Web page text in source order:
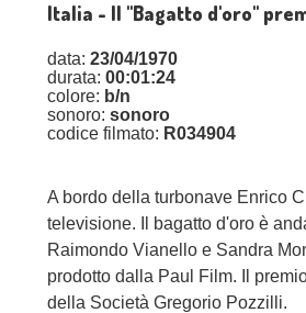
Italia - Il "Bagatto d'oro"
data: 23/04/1970
durata: 00:01:24
colore: b/n
sonoro: sonoro
codice filmato: R034904
A bordo della turbonave Enrico
televisione. Il bagatto d'oro è
Raimondo Vianello e Sandra
prodotto dalla Paul Film. Il
della Società Gregorio Pozzilli.